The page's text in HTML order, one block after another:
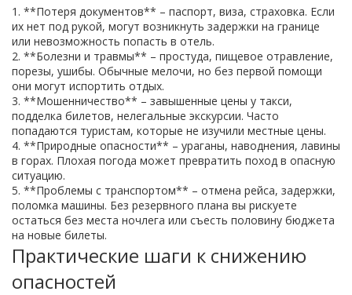
1. **Потеря документов** – паспорт, виза, страховка. Если
их нет под рукой, могут возникнуть задержки на границе
или невозможность попасть в отель.
2. **Болезни и травмы** – простуда, пищевое отравление,
порезы, ушибы. Обычные мелочи, но без первой помощи
они могут испортить отдых.
3. **Мошенничество** – завышенные цены у такси,
подделка билетов, нелегальные экскурсии. Часто
попадаются туристам, которые не изучили местные цены.
4. **Природные опасности** – ураганы, наводнения, лавины
в горах. Плохая погода может превратить поход в опасную
ситуацию.
5. **Проблемы с транспортом** – отмена рейса, задержки,
поломка машины. Без резервного плана вы рискуете
остаться без места ночлега или съесть половину бюджета
на новые билеты.
Практические шаги к снижению
опасностей